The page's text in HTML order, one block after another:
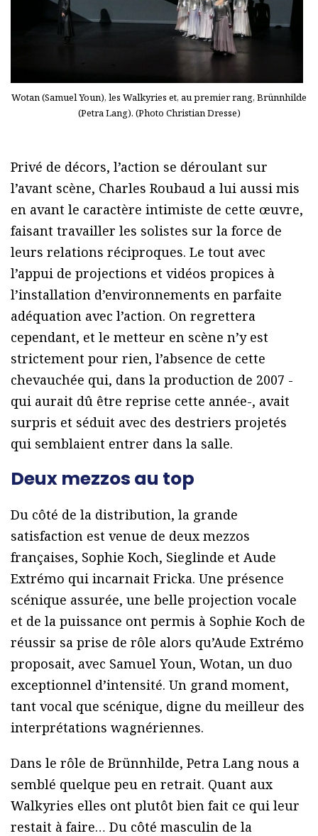
Wotan (Samuel Youn), les Walkyries et, au premier rang, Brünnhilde
(Petra Lang). (Photo Christian Dresse)
Privé de décors, l’action se déroulant sur
l’avant scène, Charles Roubaud a lui aussi mis
en avant le caractère intimiste de cette œuvre,
faisant travailler les solistes sur la force de
leurs relations réciproques. Le tout avec
l’appui de projections et vidéos propices à
l’installation d’environnements en parfaite
adéquation avec l’action. On regrettera
cependant, et le metteur en scène n’y est
strictement pour rien, l’absence de cette
chevauchée qui, dans la production de 2007 -
qui aurait dû être reprise cette année-, avait
surpris et séduit avec des destriers projetés
qui semblaient entrer dans la salle.
Deux mezzos au top
Du côté de la distribution, la grande
satisfaction est venue de deux mezzos
françaises, Sophie Koch, Sieglinde et Aude
Extrémo qui incarnait Fricka. Une présence
scénique assurée, une belle projection vocale
et de la puissance ont permis à Sophie Koch de
réussir sa prise de rôle alors qu’Aude Extrémo
proposait, avec Samuel Youn, Wotan, un duo
exceptionnel d’intensité. Un grand moment,
tant vocal que scénique, digne du meilleur des
interprétations wagnériennes.
Dans le rôle de Brünnhilde, Petra Lang nous a
semblé quelque peu en retrait. Quant aux
Walkyries elles ont plutôt bien fait ce qui leur
restait à faire… Du côté masculin de la